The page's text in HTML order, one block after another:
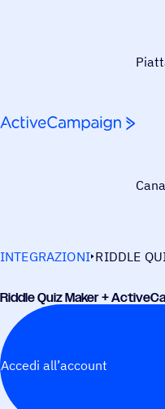
INTEGRAZIONI RIDDLE
Riddle Quiz Maker +
Accedi all’account